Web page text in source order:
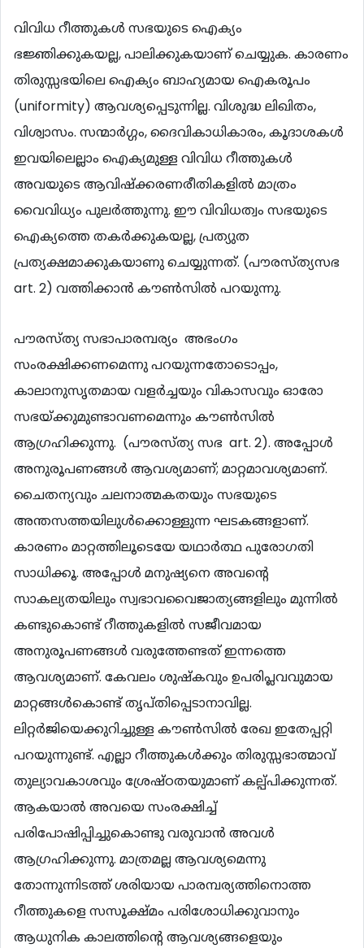
വിവിധ റീത്തുകള്‍ സഭയുടെ ഐക്യം
ഭജ്ഞിക്കുകയല്ല, പാലിക്കുകയാണ് ചെയ്യുക. കാരണം
തിരുസ്സഭയിലെ ഐക്യം ബാഹ്യമായ ഐകരൂപം
(uniformity) ആവശ്യപ്പെടുന്നില്ല. വിശുദ്ധ ലിഖിതം,
വിശ്വാസം. സന്മാര്‍ഗ്ഗം, ദൈവികാധികാരം, കൂദാശകള്‍
ഇവയിലെല്ലാം ഐക്യമുള്ള വിവിധ റീത്തുകള്‍
അവയുടെ ആവിഷ്ക്കരണരീതികളില്‍ മാത്രം
വൈവിധ്യം പുലര്‍ത്തുന്നു. ഈ വിവിധത്വം സഭയുടെ
ഐക്യത്തെ തകര്‍ക്കുകയല്ല, പ്രത്യുത
പ്രത്യക്ഷമാക്കുകയാണു ചെയ്യുന്നത്. (പൗരസ്ത്യസഭ
art. 2) വത്തിക്കാന്‍ കൗണ്‍സില്‍ പറയുന്നു.
പൗരസ്ത്യ സഭാപാരമ്പര്യം അഭംഗം
സംരക്ഷിക്കണമെന്നു പറയുന്നതോടൊപ്പം,
കാലാനുസൃതമായ വളര്‍ച്ചയും വികാസവും ഓരോ
സഭയ്ക്കുമുണ്ടാവണമെന്നും കൗണ്‍സില്‍
ആഗ്രഹിക്കുന്നു. (പൗരസ്ത്യ സഭ art. 2). അപ്പോള്‍
അനുരൂപണങ്ങള്‍ ആവശ്യമാണ്; മാറ്റമാവശ്യമാണ്.
ചൈതന്യവും ചലനാത്മകതയും സഭയുടെ
അന്തസത്തയിലുള്‍ക്കൊള്ളുന്ന ഘടകങ്ങളാണ്.
കാരണം മാറ്റത്തിലൂടെയേ യഥാര്‍ത്ഥ പുരോഗതി
സാധിക്കൂ. അപ്പോള്‍ മനുഷ്യനെ അവന്‍റെ
സാകല്യതയിലും സ്വഭാവവൈജാത്യങ്ങളിലും മുന്നില്‍
കണ്ടുകൊണ്ട് റീത്തുകളില്‍ സജീവമായ
അനുരൂപണങ്ങള്‍ വരുത്തേണ്ടത് ഇന്നത്തെ
ആവശ്യമാണ്. കേവലം ശുഷ്കവും ഉപരിപ്ലവവുമായ
മാറ്റങ്ങള്‍കൊണ്ട് തൃപ്തിപ്പെടാനാവില്ല.
ലിറ്റര്‍ജിയെക്കുറിച്ചുള്ള കൗണ്‍സില്‍ രേഖ ഇതേപ്പറ്റി
പറയുന്നുണ്ട്. എല്ലാ റീത്തുകള്‍ക്കും തിരുസ്സഭാത്മാവ്
തുല്യാവകാശവും ശ്രേഷ്ഠതയുമാണ് കല്പ്പിക്കുന്നത്.
ആകയാല്‍ അവയെ സംരക്ഷിച്ച്
പരിപോഷിപ്പിച്ചുകൊണ്ടു വരുവാന്‍ അവള്‍
ആഗ്രഹിക്കുന്നു. മാത്രമല്ല ആവശ്യമെന്നു
തോന്നുന്നിടത്ത് ശരിയായ പാരമ്പര്യത്തിനൊത്ത
റീത്തുകളെ സസൂക്ഷ്മം പരിശോധിക്കുവാനും
ആധുനിക കാലത്തിന്‍റെ ആവശ്യങ്ങളെയും